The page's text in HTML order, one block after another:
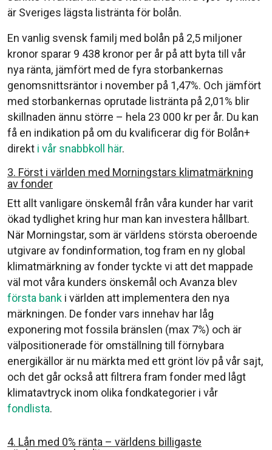
är Sveriges lägsta listränta för bolån.
En vanlig svensk familj med bolån på 2,5 miljoner
kronor sparar 9 438 kronor per år på att byta till vår
nya ränta, jämfört med de fyra storbankernas
genomsnittsräntor i november på 1,47%. Och jämfört
med storbankernas oprutade listränta på 2,01% blir
skillnaden ännu större – hela 23 000 kr per år. Du kan
få en indikation på om du kvalificerar dig för Bolån+
direkt i vår snabbkoll här.
3. Först i världen med Morningstars klimatmärkning
av fonder
Ett allt vanligare önskemål från våra kunder har varit
ökad tydlighet kring hur man kan investera hållbart.
När Morningstar, som är världens största oberoende
utgivare av fondinformation, tog fram en ny global
klimatmärkning av fonder tyckte vi att det mappade
väl mot våra kunders önskemål och Avanza blev
första bank i världen att implementera den nya
märkningen. De fonder vars innehav har låg
exponering mot fossila bränslen (max 7%) och är
välpositionerade för omställning till förnybara
energikällor är nu märkta med ett grönt löv på vår sajt,
och det går också att filtrera fram fonder med lågt
klimatavtryck inom olika fondkategorier i vår
fondlista.
4. Lån med 0% ränta – världens billigaste